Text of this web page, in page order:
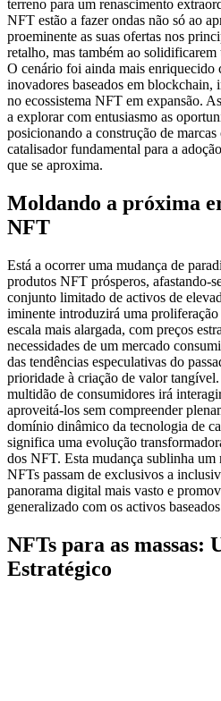
terreno para um renascimento
NFT estão a fazer ondas não só ao
proeminente as suas ofertas nos
retalho, mas também ao
O cenário foi ainda mais enriquecido
inovadores baseados em blockchain,
no ecossistema NFT em expansão.
a explorar com entusiasmo as
posicionando a construção de
catalisador fundamental para a
que se aproxima.
Moldando a próxima
NFT
Está a ocorrer uma mudança de
produtos NFT prósperos, afastando-
conjunto limitado de activos de
iminente introduzirá uma
escala mais alargada, com preços
necessidades de um mercado
das tendências especulativas do
prioridade à criação de valor
multidão de consumidores irá
aproveitá-los sem compreender
domínio dinâmico da tecnologia de
significa uma evolução
dos NFT. Esta mudança sublinha
NFTs passam de exclusivos a
panorama digital mais vasto e
generalizado com os activos
NFTs para as massas:
Estratégico